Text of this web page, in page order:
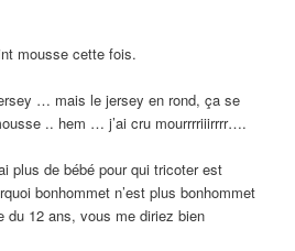
mousse cette fois.
… mais le jersey en rond, ça se
.. hem … j’ai cru mourrrriiirrrr….
plus de bébé pour qui tricoter est
bonhommet n’est plus bonhommet
du 12 ans, vous me diriez bien